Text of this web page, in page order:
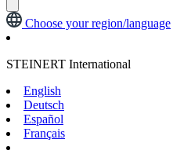
Choose your region/language
STEINERT International
English
Deutsch
Español
Français